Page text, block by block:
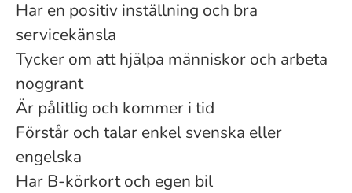
Har en positiv inställning och bra
servicekänsla
Tycker om att hjälpa människor och arbeta
noggrant
Är pålitlig och kommer i tid
Förstår och talar enkel svenska eller
engelska
Har B-körkort och egen bil